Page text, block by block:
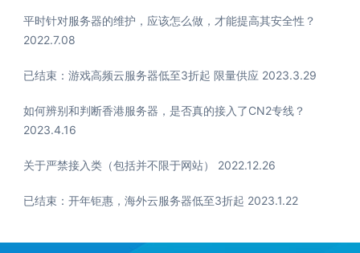
平时针对服务器的维护，应该怎么做，才能提高其安全性？
2022.7.08
已结束：游戏高频云服务器低至3折起 限量供应 2023.3.29
如何辨别和判断香港服务器，是否真的接入了CN2专线？
2023.4.16
关于严禁接入类（包括并不限于网站） 2022.12.26
已结束：开年钜惠，海外云服务器低至3折起 2023.1.22